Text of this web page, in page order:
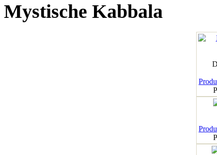
Mystische Kabbala